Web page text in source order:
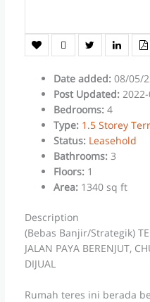
Date added: 08/05/
Post Updated:
Bedrooms: 4
Type: 1.5 Storey
Status: Leasehold
Bathrooms: 3
Floors: 1
Area: 1340 sq ft
Description
(Bebas Banjir/Strategik)
JALAN PAYA BERENJUT,
DIJUAL
Rumah teres ini berada